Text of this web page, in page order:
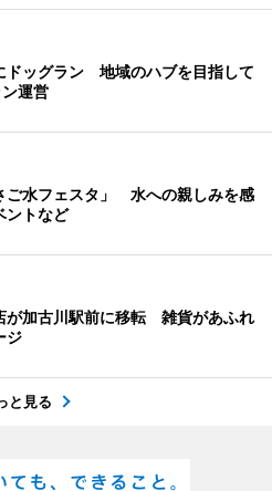
ドッグラン 地域のハブを目指して
運営
ご水フェスタ」 水への親しみを感
ントなど
が加古川駅前に移転 雑貨があふれ
ジ
と見る